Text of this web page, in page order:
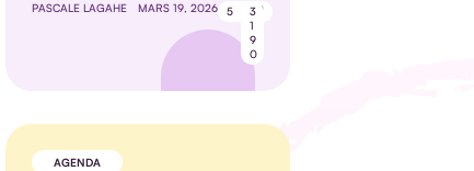
PASCALE LAGAHE MARS 19, 2026 5
3
1
9
0
AGENDA